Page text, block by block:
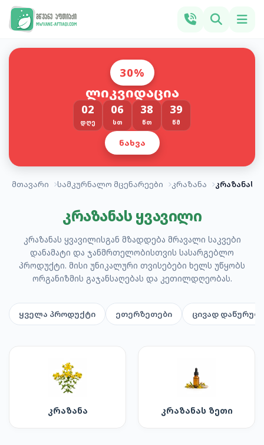
30%
ლიკვიდაცია
02
ᲓᲦᲔ
06
ᲡᲗ
38
ᲬᲗ
38
ᲬᲛ
ᲜᲐᲮᲕᲐ
მთავარი სამკურნალო მცენარეები კრაზანა კრაზანას
კრაზანას ყვავილი
კრაზანას ყვავილისგან მზადდება მრავალი საკვები
დანამატი და ჯანმრთელობისთვის სასარგებლო
პროდუქტი. მისი უნიკალური თვისებები ხელს უწყობს
ორგანიზმის გაჯანსაღებას და კეთილდღეობას.
ყველა პროდუქტი ეთერზეთები ცივად
კრაზანა კრაზანას ზეთი